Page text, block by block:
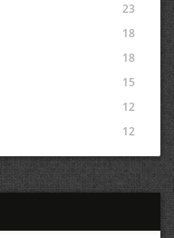
23
18
18
15
12
12